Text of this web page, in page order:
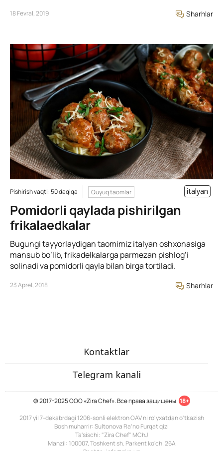
18 Fevral, 2019 Sharhlar
Pishirish vaqti: 50 daqiqa Quyuq taomlar italyan
Pomidorli qaylada pishirilgan
frikalaedkalar
Bugungi tayyorlaydigan taomimiz italyan oshxonasiga
mansub bo’lib, frikadelkalarga parmezan pishlog’i
solinadi va pomidorli qayla bilan birga tortiladi.
23 Aprel, 2018 Sharhlar
Kontaktlar
Telegram kanali
© 2017-2025 ООО «Zira Chef». Все права защищены. 18+
2017 yil 7-dekabrdagi 1206-sonli elektron OAV ni ro'yxatdan o'tkazish
Bosh muharrir: Sultonova Ra’no Furqat qizi
Ta'sischi: "Zira Chef" MChJ
Manzil: 100007, Toshkent sh. Parkent ko'ch. 26A